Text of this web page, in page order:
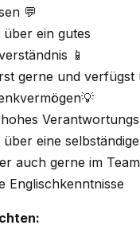
💬
ein gutes
📱
gerne und verfügst
eine
auch gerne im Team
Englischkenntnisse